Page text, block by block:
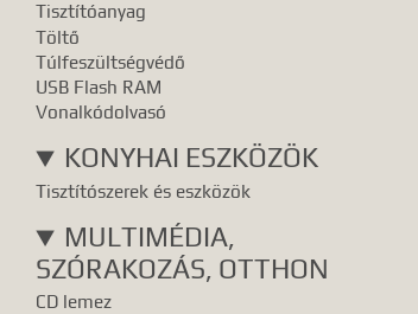
Tisztítóanyag
Töltő
Túlfeszültségvédő
USB Flash RAM
Vonalkódolvasó
KONYHAI ESZKÖZÖK
Tisztítószerek és eszközök
MULTIMÉDIA,
SZÓRAKOZÁS, OTTHON
CD lemez